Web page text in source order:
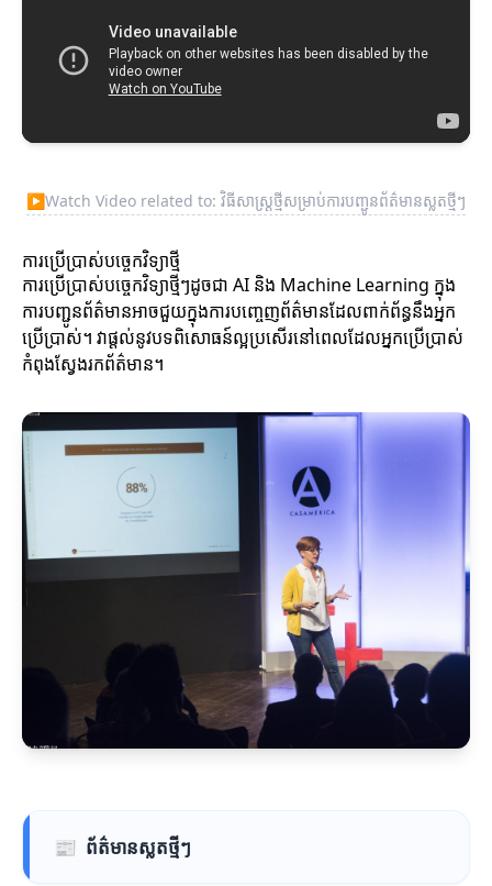
▶Watch Video related to: វិធីសាស្ត្រថ្មីសម្រាប់ការបញ្ជូនព័ត៌មានស្លតថ្មីៗ
ការប្រើប្រាស់បច្ចេកវិទ្យាថ្មី
ការប្រើប្រាស់បច្ចេកវិទ្យាថ្មីៗដូចជា AI និង Machine Learning ក្នុង
ការបញ្ជូនព័ត៌មានអាចជួយក្នុងការបញ្ចេញព័ត៌មានដែលពាក់ព័ន្ធនឹងអ្នក
ប្រើប្រាស់។ វាផ្តល់នូវបទពិសោធន៍ល្អប្រសើរនៅពេលដែលអ្នកប្រើប្រាស់
កំពុងស្វែងរកព័ត៌មាន។
📰 ព័ត៌មានស្លតថ្មីៗ